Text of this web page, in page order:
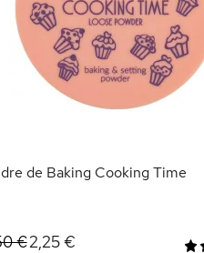
de Baking Cooking Time
€2,25 €